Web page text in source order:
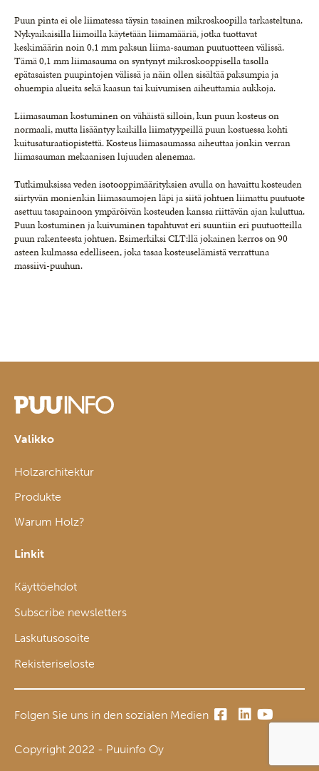
Puun pinta ei ole liimatessa täysin tasainen mikroskoopilla tarkasteltuna.
Nykyaikaisilla liimoilla käytetään liimamääriä, jotka tuottavat
keskimäärin noin 0,1 mm paksun liima-sauman puutuotteen välissä.
Tämä 0,1 mm liimasauma on syntynyt mikroskooppisella tasolla
epätasaisten puupintojen välissä ja näin ollen sisältää paksumpia ja
ohuempia alueita sekä kaasun tai kuivumisen aiheuttamia aukkoja.
Liimasauman kostuminen on vähäistä silloin, kun puun kosteus on
normaali, mutta lisääntyy kaikilla liimatyypeillä puun kostuessa kohti
kuitusaturaatiopistettä. Kosteus liimasaumassa aiheuttaa jonkin verran
liimasauman mekaanisen lujuuden alenemaa.
Tutkimuksissa veden isotooppimäärityksien avulla on havaittu kosteuden
siirtyvän monienkin liimasaumojen läpi ja siitä johtuen liimattu puutuote
asettuu tasapainoon ympäröivän kosteuden kanssa riittävän ajan kuluttua.
Puun kostuminen ja kuivuminen tapahtuvat eri suuntiin eri puutuotteilla
puun rakenteesta johtuen. Esimerkiksi CLT:llä jokainen kerros on 90
asteen kulmassa edelliseen, joka tasaa kosteuselämistä verrattuna
massiivi-puuhun.
Valikko
Holzarchitektur
Produkte
Warum Holz?
Linkit
Käyttöehdot
Subscribe newsletters
Laskutusosoite
Rekisteriseloste
Folgen Sie uns in den sozialen Medien
Copyright 2022 - Puuinfo Oy